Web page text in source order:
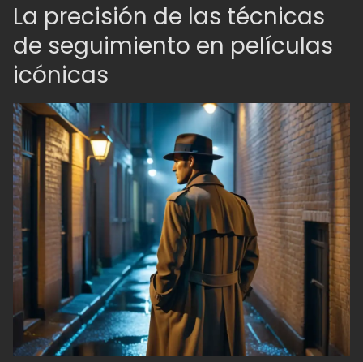
La precisión de las técnicas
de seguimiento en películas
icónicas